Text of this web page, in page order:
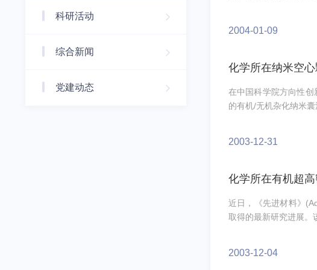
科研活动
综合新闻
党建动态
2004-01-09
化学所在纳米空
在中国科学院方向性
的有机/无机杂化纳米囊
2003-12-31
化学所在有机超
近日，《先进材料》
取得的最新研究进展。
2003-12-04